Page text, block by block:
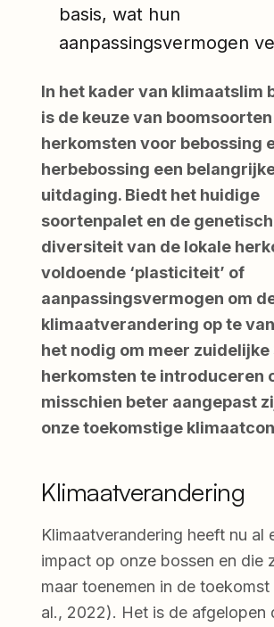
basis, wat hun
aanpassingsvermogen
In het kader van klimaatslim
is de keuze van boomsoorten
herkomsten voor bebossing
herbebossing een
uitdaging. Biedt het huidige
soortenpalet en de
diversiteit van de lokale
voldoende ‘plasticiteit’ of
aanpassingsvermogen om
klimaatverandering op te
het nodig om meer zuidelijke
herkomsten te introduceren
misschien beter aangepast
onze toekomstige
Klimaatverandering
Klimaatverandering heeft nu al
impact op onze bossen en die
maar toenemen in de
al., 2022). Het is de afgelopen